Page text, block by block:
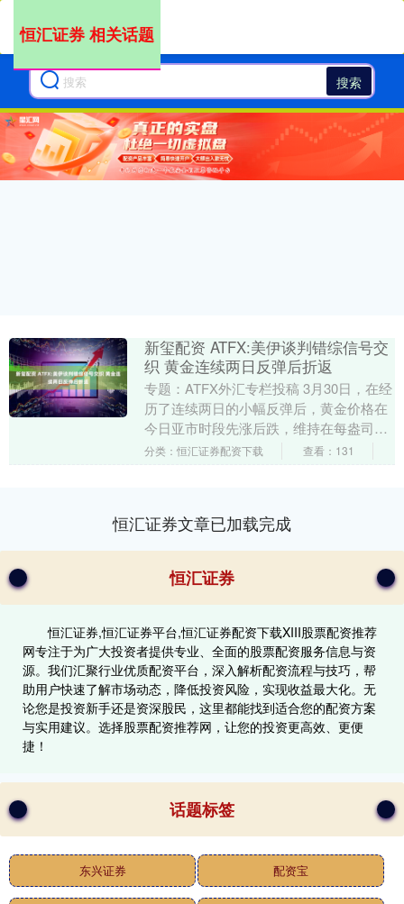
搜索
恒汇证券 相关话题
新玺配资 ATFX:美伊谈判错综信号交
织 黄金连续两日反弹后折返
专题：ATFX外汇专栏投稿 3月30日，在经
历了连续两日的小幅反弹后，黄金价格在
今日亚市时段先涨后跌，维持在每盎司
4500美元附近的交投，较前两个交易日上
分类：恒汇证券配资下载 查看：131
恒汇证券文章已加载完成
恒汇证券
恒汇证券,恒汇证券平台,恒汇证券配资下载XIII‌股票配资推荐
网专注于为广大投资者提供专业、全面的股票配资服务信息与资
源。我们汇聚行业优质配资平台，深入解析配资流程与技巧，帮
助用户快速了解市场动态，降低投资风险，实现收益最大化。无
论您是投资新手还是资深股民，这里都能找到适合您的配资方案
与实用建议。选择股票配资推荐网，让您的投资更高效、更便
捷！
话题标签
东兴证券 配资宝